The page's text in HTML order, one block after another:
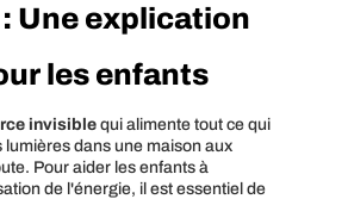
Une explication
les enfants
invisiblequi alimente tout ce qui
lumières dans une maison aux
Pour aider les enfants à
de l'énergie, il est essentiel de